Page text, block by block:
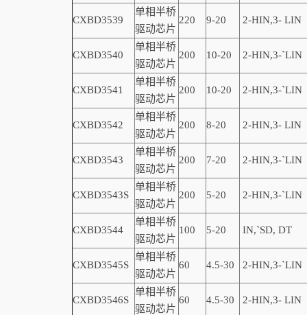
CXBD3539
单相半桥
驱动芯片
220 9-20 2-HIN,3- LIN
CXBD3540
单相半桥
驱动芯片
200 10-20 2-HIN,3-`LIN
CXBD3541
单相半桥
驱动芯片
200 10-20 2-HIN,3-`LIN
CXBD3542
单相半桥
驱动芯片
200 8-20 2-HIN,3- LIN
CXBD3543
单相半桥
驱动芯片
200 7-20 2-HIN,3-`LIN
CXBD3543S
单相半桥
驱动芯片
200 5-20 2-HIN,3-`LIN
CXBD3544
单相半桥
驱动芯片
100 5-20 IN,`SD, DT
CXBD3545S
单相半桥
驱动芯片
60 4.5-30 2-HIN,3-`LIN
CXBD3546S
单相半桥
驱动芯片
60 4.5-30 2-HIN,3- LIN